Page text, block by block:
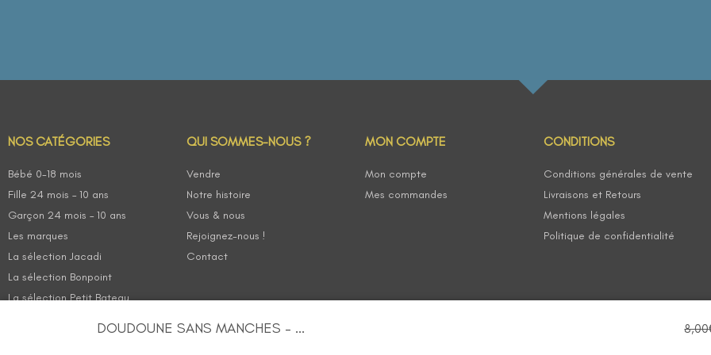
DOUDOUNE SANS MANCHES – ... 8,00
NOS CATÉGORIES
Bébé 0-18 mois
Fille 24 mois – 10 ans
Garçon 24 mois – 10 ans
Les marques
La sélection Jacadi
La sélection Bonpoint
La sélection Petit Bateau
QUI SOMMES-NOUS ?
Vendre
Notre histoire
Vous & nous
Rejoignez-nous !
Contact
MON COMPTE
Mon compte
Mes commandes
CONDITIONS
Conditions générales de vente
Livraisons et Retours
Mentions légales
Politique de confidentialité